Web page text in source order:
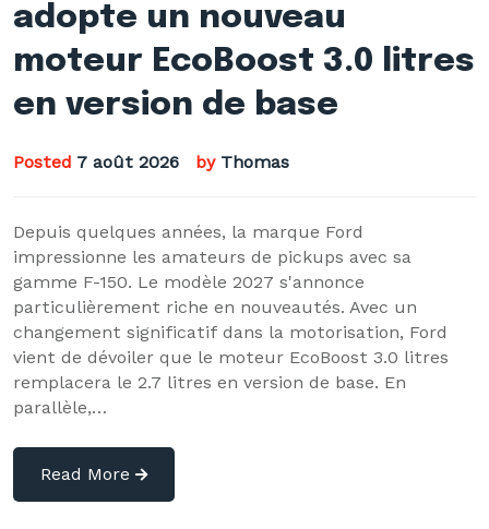
adopte un nouveau
moteur EcoBoost 3.0 litres
en version de base
Posted 7 août 2026 by Thomas
Depuis quelques années, la marque Ford
impressionne les amateurs de pickups avec sa
gamme F-150. Le modèle 2027 s'annonce
particulièrement riche en nouveautés. Avec un
changement significatif dans la motorisation, Ford
vient de dévoiler que le moteur EcoBoost 3.0 litres
remplacera le 2.7 litres en version de base. En
parallèle,…
Read More